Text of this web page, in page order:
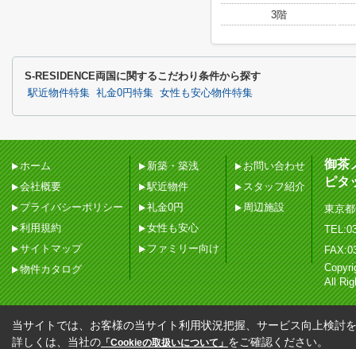
3階
S-RESIDENCE両国に関するこだわり条件から探す
駅近物件特集 礼金0円特集 女性も安心物件特集
ホーム
会社概要
プライバシーポリシー
利用規約
サイトマップ
物件カタログ
新築・築浅
駅近物件
礼金0円
女性も安心
ファミリー向け
お問い合わせ
スタッフ紹介
周辺施設
御茶
ピタ
東京
All
当サイトでは、お客様の当サイト利用状況把握、サービス向上検討
詳しくは、当社の 「Cookieの取扱いについて」 をご確認ください。